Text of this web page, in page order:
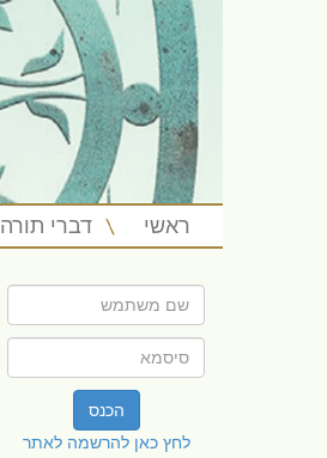
ראשי דברי תורה
הכנס
לחץ כאן להרשמה לאתר